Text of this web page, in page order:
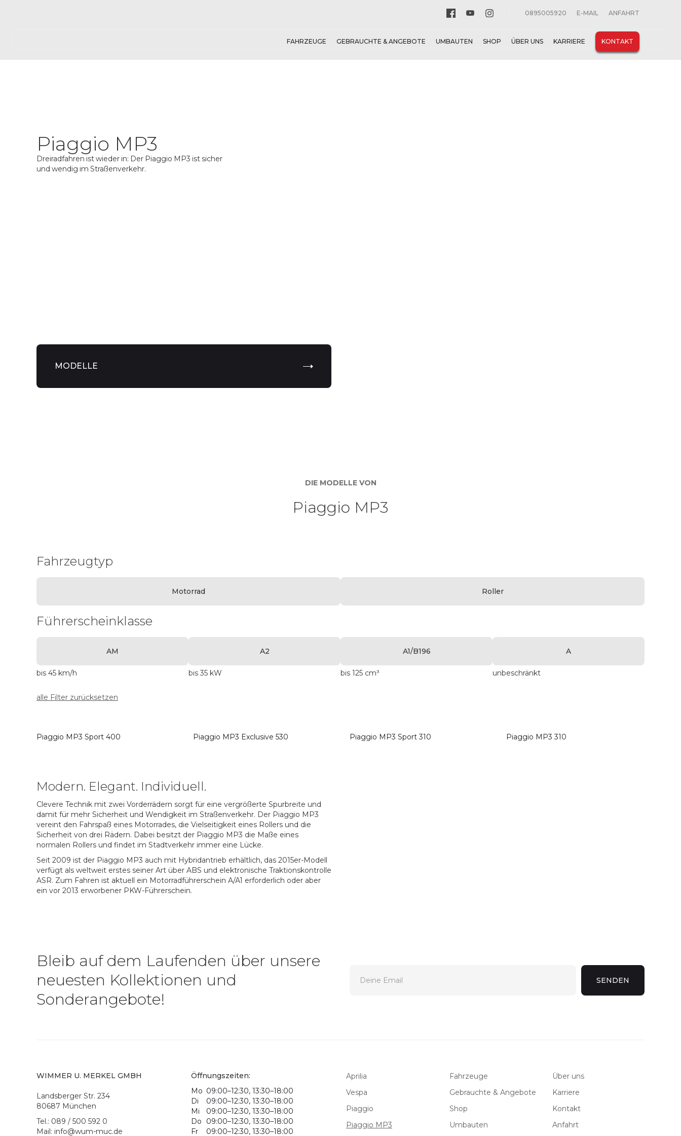
0895005920 E-MAIL ANFAHRT
FAHRZEUGE GEBRAUCHTE & ANGEBOTE UMBAUTEN SHOP ÜBER UNS KARRIERE KONTAKT
Piaggio MP3
Dreiradfahren ist wieder in: Der Piaggio MP3 ist sicher
und wendig im Straßenverkehr.
MODELLE
DIE MODELLE VON
Piaggio MP3
Fahrzeugtyp
Motorrad Roller
Führerscheinklasse
AM
bis 45 km/h
A2
bis 35 kW
A1/B196
bis 125 cm³
A
unbeschränkt
alle Filter zurücksetzen
Piaggio MP3 Sport 400 Piaggio MP3 Exclusive 530 Piaggio MP3 Sport 310 Piaggio MP3 310
Modern. Elegant. Individuell.
Clevere Technik mit zwei Vorderrädern sorgt für eine vergrößerte Spurbreite und
damit für mehr Sicherheit und Wendigkeit im Straßenverkehr. Der Piaggio MP3
vereint den Fahrspaß eines Motorrades, die Vielseitigkeit eines Rollers und die
Sicherheit von drei Rädern. Dabei besitzt der Piaggio MP3 die Maße eines
normalen Rollers und findet im Stadtverkehr immer eine Lücke.
Seit 2009 ist der Piaggio MP3 auch mit Hybridantrieb erhältlich, das 2015er-Modell
verfügt als weltweit erstes seiner Art über ABS und elektronische Traktionskontrolle
ASR. Zum Fahren ist aktuell ein Motorradführerschein A/A1 erforderlich oder aber
ein vor 2013 erworbener PKW-Führerschein.
Bleib auf dem Laufenden über unsere
neuesten Kollektionen und
Sonderangebote!
WIMMER U. MERKEL GMBH
Landsberger Str. 234
80687 München
Tel.: 089 / 500 592 0
Mail: info@wum-muc.de
Öffnungszeiten:
Mo 09:00–12:30, 13:30–18:00
Di
09:00–12:30, 13:30–18:00
Mi
09:00–12:30, 13:30–18:00
Do
09:00–12:30, 13:30–18:00
Fr
09:00–12:30, 13:30–18:00
Aprilia
Vespa
Piaggio
Piaggio MP3
Fahrzeuge
Gebrauchte & Angebote
Shop
Umbauten
Über uns
Karriere
Kontakt
Anfahrt